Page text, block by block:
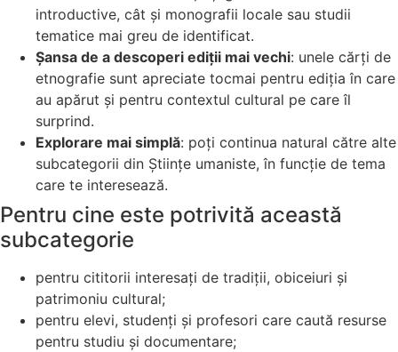
introductive, cât și monografii locale sau studii
tematice mai greu de identificat.
Șansa de a descoperi ediții mai vechi: unele cărți de
etnografie sunt apreciate tocmai pentru ediția în care
au apărut și pentru contextul cultural pe care îl
surprind.
Explorare mai simplă: poți continua natural către alte
subcategorii din Științe umaniste, în funcție de tema
care te interesează.
Pentru cine este potrivită această
subcategorie
pentru cititorii interesați de tradiții, obiceiuri și
patrimoniu cultural;
pentru elevi, studenți și profesori care caută resurse
pentru studiu și documentare;